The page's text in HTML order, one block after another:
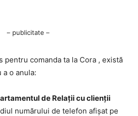
– publicitate –
pentru comanda ta la Cora , există
o anula:
de Relații cu clienții
numărului de telefon afișat pe